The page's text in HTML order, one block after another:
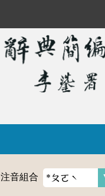
注音組合